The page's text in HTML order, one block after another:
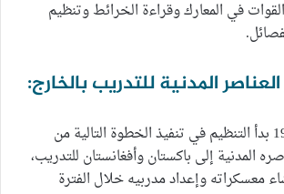
في المعارك وقراءة الخرائط وتنظيم
المدنية للتدريب بالخارج:
في منتصف عام 1990 بدأ التنظيم في تنفيذ الخطوة التالية من
المدنية إلى باكستان وأفغانستان للتدريب،
معسكراته وإعداد مدربيه خلال الفترة